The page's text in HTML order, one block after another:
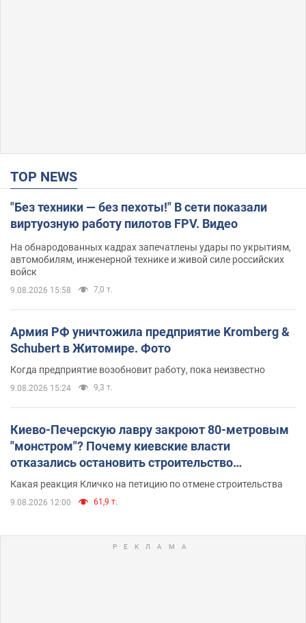
TOP NEWS
"Без техники — без пехоты!" В сети показали
виртуозную работу пилотов FPV. Видео
На обнародованных кадрах запечатлены удары по укрытиям,
автомобилям, инженерной технике и живой силе российских
войск
9.08.2026 15:58 7,0 т.
Армия РФ уничтожила предприятие Kromberg &
Schubert в Житомире. Фото
Когда предприятие возобновит работу, пока неизвестно
9.08.2026 15:24 9,3 т.
Киево-Печерскую лавру закроют 80-метровым
"монстром"? Почему киевские власти
отказались остановить строительство
небоскреба "московского верующего"
Какая реакция Кличко на петицию по отмене строительства
9.08.2026 12:00 61,9 т.